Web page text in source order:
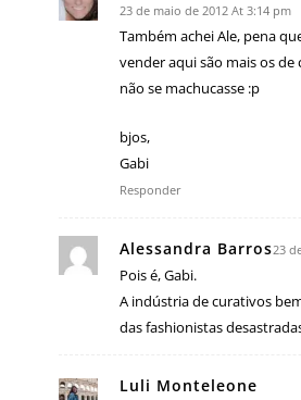
23 de maio de 2012 At 3:14 pm
Também achei Ale, pena
vender aqui são mais os de
não se machucasse :p
bjos,
Gabi
Responder
Alessandra Barros23
Pois é, Gabi.
A indústria de curativos
das fashionistas
Luli Monteleone